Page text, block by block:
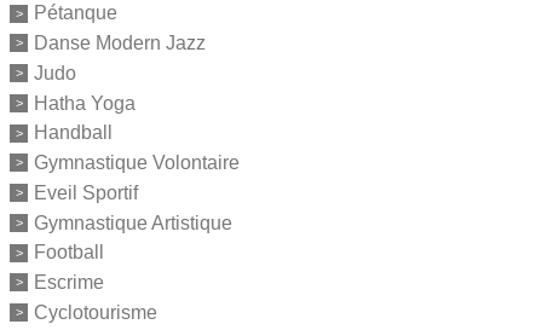
Pétanque
Danse Modern Jazz
Judo
Hatha Yoga
Handball
Gymnastique Volontaire
Eveil Sportif
Gymnastique Artistique
Football
Escrime
Cyclotourisme